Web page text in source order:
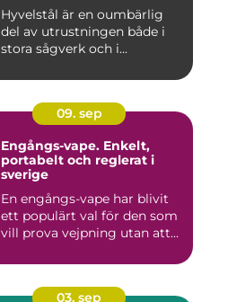
Hyvelstål är en oumbärlig
del av utrustningen både i
stora sågverk och i...
09. sep
Engångs-vape. Enkelt,
portabelt och reglerat i
sverige
En engångs-vape har blivit
ett populärt val för den som
vill prova vejpning utan att...
03. sep